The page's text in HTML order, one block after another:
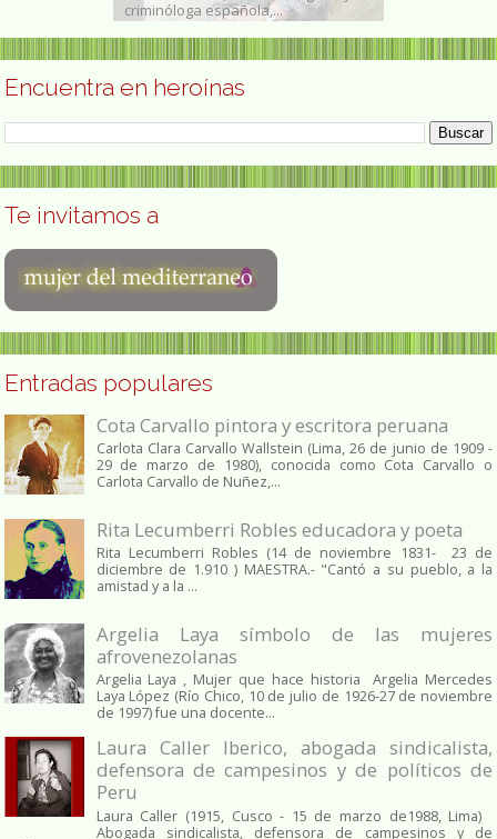
de Estudios...
Encuentra en heroínas
Te invitamos a
Entradas populares
Cota Carvallo pintora y escritora peruana
Carlota Clara Carvallo Wallstein (Lima, 26 de junio de 1909 -
29 de marzo de 1980), conocida como Cota Carvallo o
Carlota Carvallo de Nuñez,...
Rita Lecumberri Robles educadora y poeta
Rita Lecumberri Robles (14 de noviembre 1831- 23 de
diciembre de 1.910 ) MAESTRA.- "Cantó a su pueblo, a la
amistad y a la ...
Argelia Laya símbolo de las mujeres
afrovenezolanas
Argelia Laya , Mujer que hace historia Argelia Mercedes
Laya López (Río Chico, 10 de julio de 1926-27 de noviembre
de 1997) fue una docente...
Laura Caller Iberico, abogada sindicalista,
defensora de campesinos y de políticos de
Peru
Laura Caller (1915, Cusco - 15 de marzo de1988, Lima)
Abogada sindicalista, defensora de campesinos y de